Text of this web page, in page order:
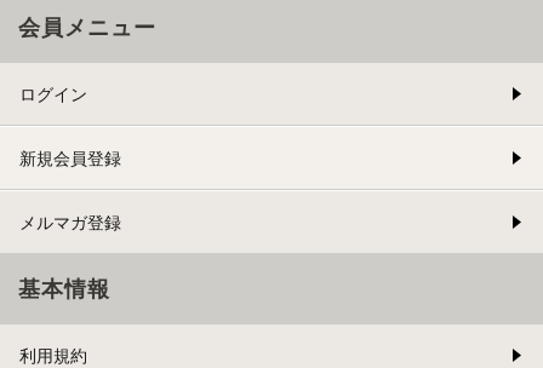
会員メニュー
ログイン
新規会員登録
メルマガ登録
基本情報
利用規約